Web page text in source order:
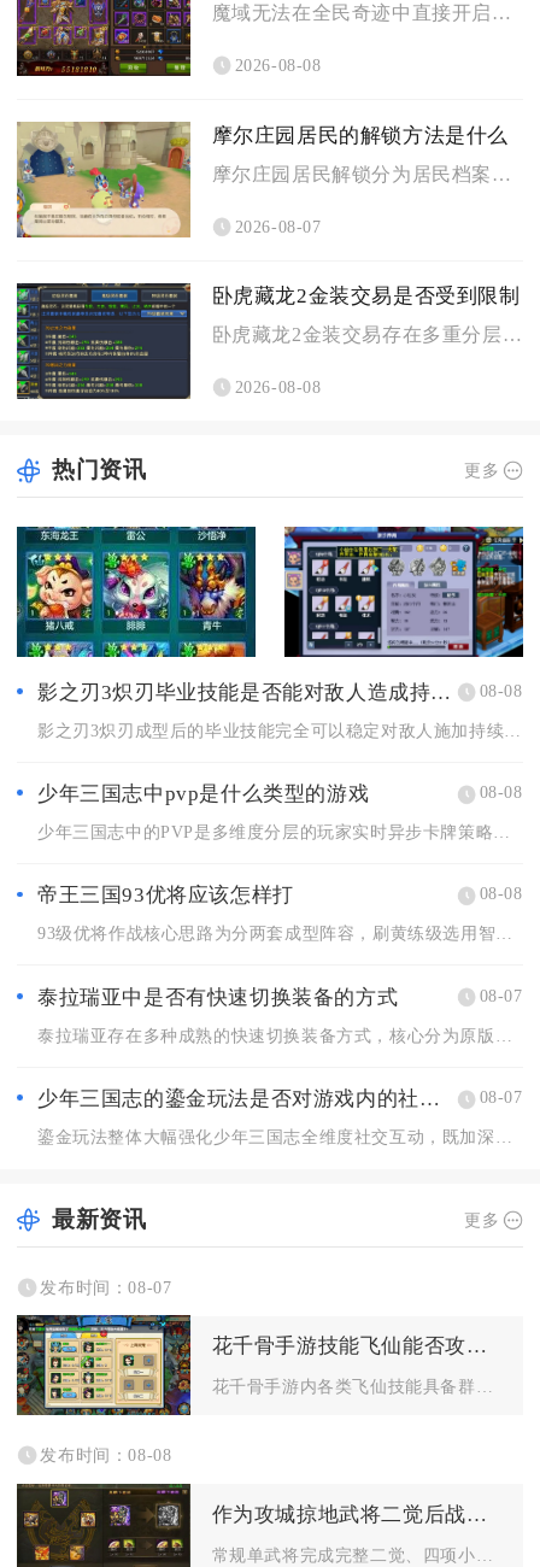
魔域无法在全民奇迹中直接开启，二者属于完全独立运营的两款不同...
2026-08-08
摩尔庄园居民的解锁方法是什么
摩尔庄园居民解锁分为居民档案图鉴点亮与家园来访解锁两大核心途...
2026-08-07
卧虎藏龙2金装交易是否受到限制
卧虎藏龙2金装交易存在多重分层限制，金装能否流通完全由装备绑...
2026-08-08
热门资讯 更多
影之刃3炽刃毕业技能是否能对敌人造成持续伤害 08-08
少年三国志中pvp是什么类型的游戏 08-08
帝王三国93优将应该怎样打 08-08
93级优将作战核心思路为分两套成型阵容，刷黄练级选用智步搭配...
泰拉瑞亚中是否有快速切换装备的方式 08-07
少年三国志的鎏金玩法是否对游戏内的社交互动有影响 08-07
最新资讯 更多
发布时间：08-07
花千骨手游技能飞仙能否攻击多个敌人
花千骨手游内各类飞仙技能具备群体攻击能力，多数坐骑、灵宠解锁...
发布时间：08-08
作为攻城掠地武将二觉后战斗力提升多少